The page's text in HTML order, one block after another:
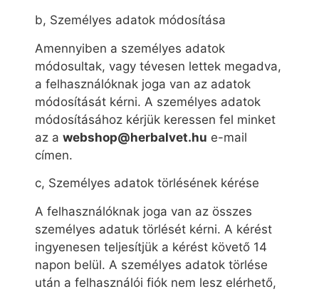
b, Személyes adatok módosítása
Amennyiben a személyes adatok
módosultak, vagy tévesen lettek megadva,
a felhasználóknak joga van az adatok
módosítását kérni. A személyes adatok
módosításához kérjük keressen fel minket
az a webshop@herbalvet.hu e-mail
címen.
c, Személyes adatok törlésének kérése
A felhasználóknak joga van az összes
személyes adatuk törlését kérni. A kérést
ingyenesen teljesítjük a kérést követő 14
napon belül. A személyes adatok törlése
után a felhasználói fiók nem lesz elérhető,